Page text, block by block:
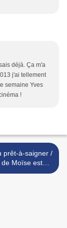
déjà. Ça m'a
j'ai tellement
semaine Yves
!
prêt-à-saigner /
de Moïse est
achevé - Joseph Bialot >